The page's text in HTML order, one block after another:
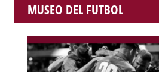
MUSEO DEL FUTBOL